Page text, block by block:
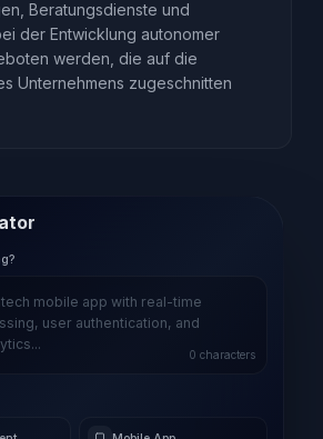
Beratungsdienste und
der Entwicklung autonomer
werden, die auf die
Unternehmens zugeschnitten
0 characters